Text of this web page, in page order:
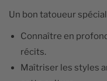
Un bon tatoueur
Connaître en
récits.
Maîtriser les styles